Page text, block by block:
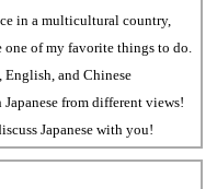
in a multicultural country,
of my favorite things to do.
English, and Chinese
Japanese from different views!
Japanese with you!